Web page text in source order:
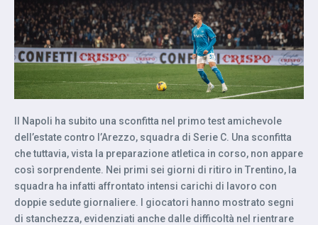
Il Napoli ha subito una sconfitta nel primo test amichevole
dell’estate contro l’Arezzo, squadra di Serie C. Una sconfitta
che tuttavia, vista la preparazione atletica in corso, non appare
così sorprendente. Nei primi sei giorni di ritiro in Trentino, la
squadra ha infatti affrontato intensi carichi di lavoro con
doppie sedute giornaliere. I giocatori hanno mostrato segni
di stanchezza, evidenziati anche dalle difficoltà nel rientrare